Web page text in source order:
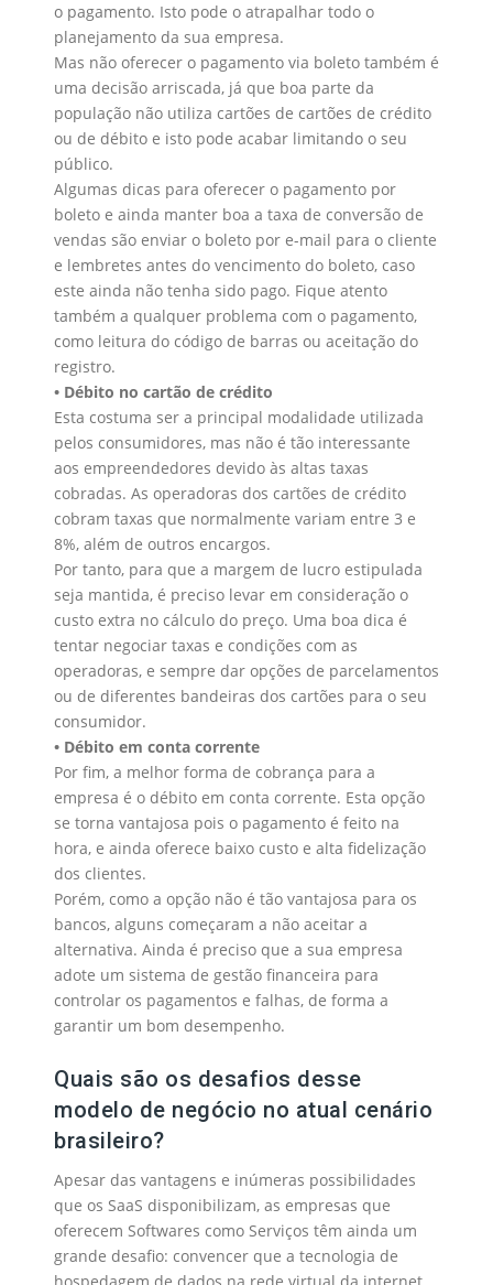
o pagamento. Isto pode o atrapalhar todo o
planejamento da sua empresa.
Mas não oferecer o pagamento via boleto também é
uma decisão arriscada, já que boa parte da
população não utiliza cartões de cartões de crédito
ou de débito e isto pode acabar limitando o seu
público.
Algumas dicas para oferecer o pagamento por
boleto e ainda manter boa a taxa de conversão de
vendas são enviar o boleto por e-mail para o cliente
e lembretes antes do vencimento do boleto, caso
este ainda não tenha sido pago. Fique atento
também a qualquer problema com o pagamento,
como leitura do código de barras ou aceitação do
registro.
• Débito no cartão de crédito
Esta costuma ser a principal modalidade utilizada
pelos consumidores, mas não é tão interessante
aos empreendedores devido às altas taxas
cobradas. As operadoras dos cartões de crédito
cobram taxas que normalmente variam entre 3 e
8%, além de outros encargos.
Por tanto, para que a margem de lucro estipulada
seja mantida, é preciso levar em consideração o
custo extra no cálculo do preço. Uma boa dica é
tentar negociar taxas e condições com as
operadoras, e sempre dar opções de parcelamentos
ou de diferentes bandeiras dos cartões para o seu
consumidor.
• Débito em conta corrente
Por fim, a melhor forma de cobrança para a
empresa é o débito em conta corrente. Esta opção
se torna vantajosa pois o pagamento é feito na
hora, e ainda oferece baixo custo e alta fidelização
dos clientes.
Porém, como a opção não é tão vantajosa para os
bancos, alguns começaram a não aceitar a
alternativa. Ainda é preciso que a sua empresa
adote um sistema de gestão financeira para
controlar os pagamentos e falhas, de forma a
garantir um bom desempenho.
Quais são os desafios desse
modelo de negócio no atual cenário
brasileiro?
Apesar das vantagens e inúmeras possibilidades
que os SaaS disponibilizam, as empresas que
oferecem Softwares como Serviços têm ainda um
grande desafio: convencer que a tecnologia de